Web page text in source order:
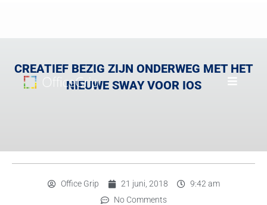
CREATIEF BEZIG ZIJN ONDERWEG MET HET
NIEUWE SWAY VOOR IOS
Office Grip 21 juni, 2018
9:42 am
No Comments